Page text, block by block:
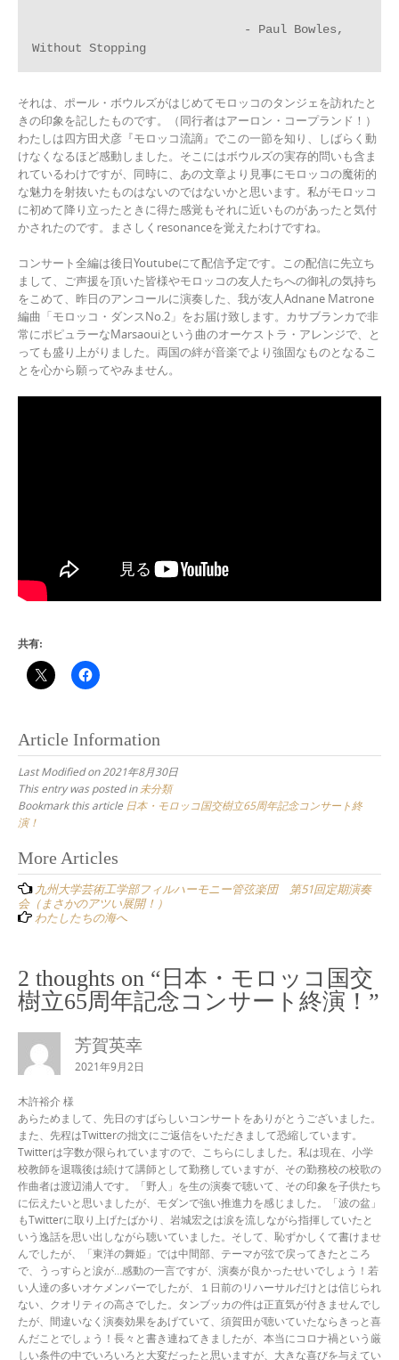
- Paul Bowles,
Without Stopping
それは、ポール・ボウルズがはじめてモロッコのタンジェを訪れたと
きの印象を記したものです。（同行者はアーロン・コープランド！）
わたしは四方田犬彦『モロッコ流謫』でこの一節を知り、しばらく動
けなくなるほど感動しました。そこにはボウルズの実存的問いも含ま
れているわけですが、同時に、あの文章より見事にモロッコの魔術的
な魅力を射抜いたものはないのではないかと思います。私がモロッコ
に初めて降り立ったときに得た感覚もそれに近いものがあったと気付
かされたのです。まさしくresonanceを覚えたわけですね。
コンサート全編は後日Youtubeにて配信予定です。この配信に先立ち
まして、ご声援を頂いた皆様やモロッコの友人たちへの御礼の気持ち
をこめて、昨日のアンコールに演奏した、我が友人Adnane Matrone
編曲「モロッコ・ダンスNo.2」をお届け致します。カサブランカで非
常にポピュラーなMarsaouiという曲のオーケストラ・アレンジで、と
っても盛り上がりました。両国の絆が音楽でより強固なものとなるこ
とを心から願ってやみません。
共有:
Article Information
Last Modified on 2021年8月30日
This entry was posted in未分類
Bookmark this article 日本・モロッコ国交樹立65周年記念コンサート終
演！
Post
navigation
More Articles
九州大学芸術工学部フィルハーモニー管弦楽団 第51回定期演奏
会（まさかのアツい展開！）
わたしたちの海へ
2 thoughts on “ 日本・モロッコ国交
樹立65周年記念コンサート終演！ ”
芳賀英幸
2021年9月2日
木許裕介 様
あらためまして、先日のすばらしいコンサートをありがとうございました。
また、先程はTwitterの拙文にご返信をいただきまして恐縮しています。
Twitterは字数が限られていますので、こちらにしました。私は現在、小学
校教師を退職後は続けて講師として勤務していますが、その勤務校の校歌の
作曲者は渡辺浦人です。「野人」を生の演奏で聴いて、その印象を子供たち
に伝えたいと思いましたが、モダンで強い推進力を感じました。「波の盆」
もTwitterに取り上げたばかり、岩城宏之は涙を流しながら指揮していたと
いう逸話を思い出しながら聴いていました。そして、恥ずかしくて書けませ
んでしたが、「東洋の舞姫」では中間部、テーマが弦で戻ってきたところ
で、うっすらと涙が…感動の一言ですが、演奏が良かったせいでしょう！若
い人達の多いオケメンバーでしたが、１日前のリハーサルだけとは信じられ
ない、クオリティの高さでした。タンブッカの件は正直気が付きませんでし
たが、間違いなく演奏効果をあげていて、須賀田が聴いていたならきっと喜
んだことでしょう！長々と書き連ねてきましたが、本当にコロナ禍という厳
しい条件の中でいろいろと大変だったと思いますが、大きな喜びを与えてい